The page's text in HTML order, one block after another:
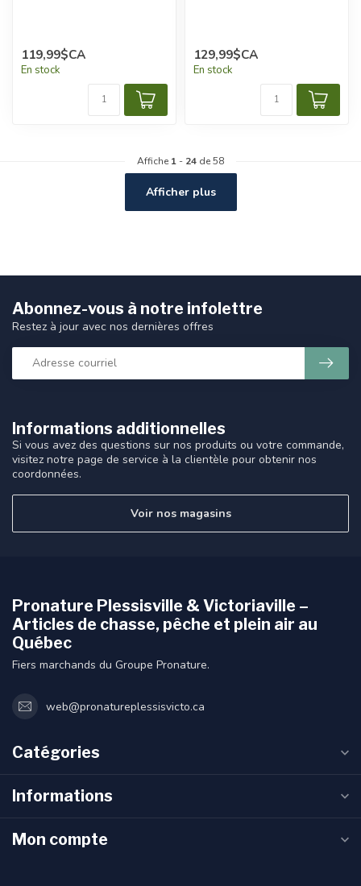
119,99$CA
En stock
129,99$CA
En stock
Affiche 1 - 24 de 58
Afficher plus
Informations additionnelles
Si vous avez des questions sur nos produits ou votre commande,
visitez notre page de service à la clientèle pour obtenir nos
coordonnées.
Voir nos magasins
Abonnez-vous à notre infolettre
Restez à jour avec nos dernières offres
Pronature Plessisville & Victoriaville –
Articles de chasse, pêche et plein air au
Québec
Fiers marchands du Groupe Pronature.
web@pronatureplessisvicto.ca
Catégories
Informations
Mon compte